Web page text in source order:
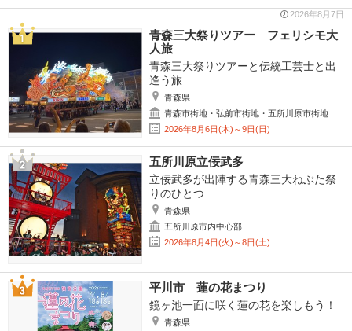
2026年8月7日
青森三大祭りツアー フェリシモ大
人旅
青森三大祭りツアーと伝統工芸士と出
逢う旅
青森県
青森市街地・弘前市街地・五所川原市街地
2026年8月6日(木)～9日(日)
五所川原立佞武多
立佞武多が出陣する青森三大ねぶた祭
りのひとつ
青森県
五所川原市内中心部
2026年8月4日(火)～8日(土)
平川市 蓮の花まつり
鏡ヶ池一面に咲く蓮の花を楽しもう！
青森県